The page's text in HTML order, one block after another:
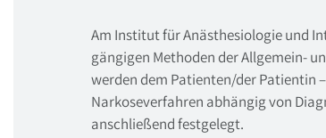
Am Institut für Anästhesiologie und
gängigen Methoden der Allgemein-
werden dem Patienten/der Patientin
Narkoseverfahren abhängig von
anschließend festgelegt.